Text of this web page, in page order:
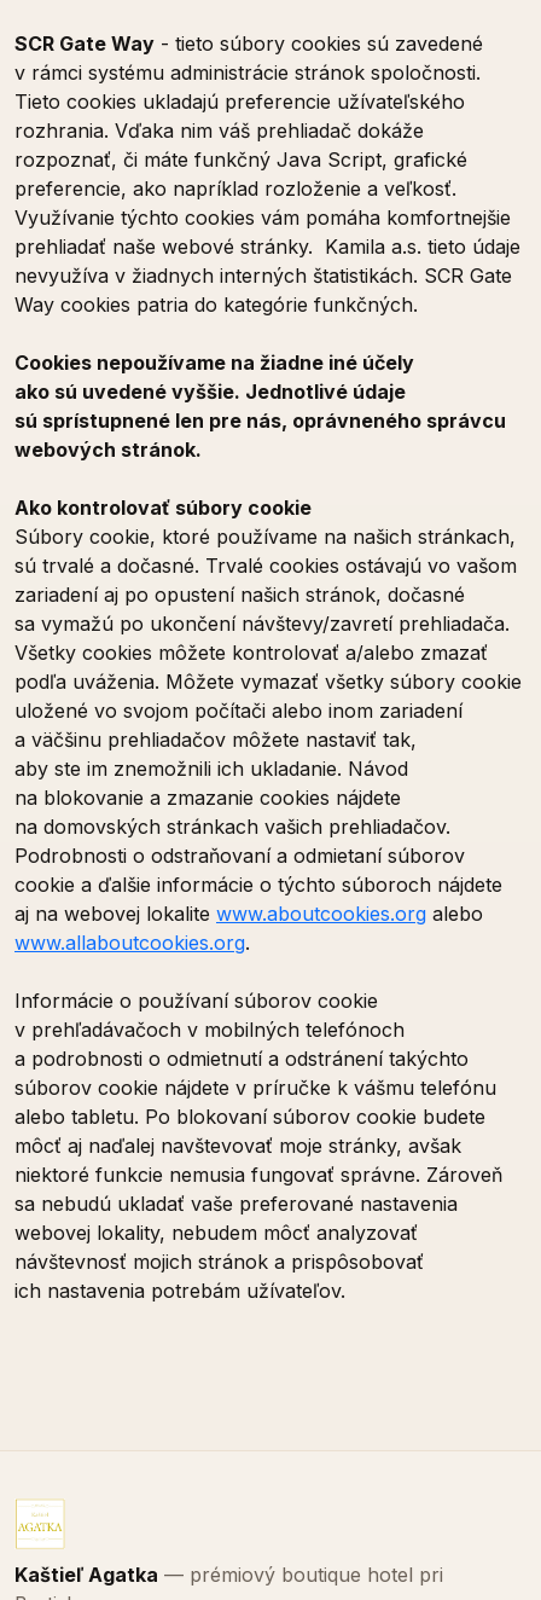
SCR Gate Way - tieto súbory cookies sú zavedené
v rámci systému administrácie stránok spoločnosti.
Tieto cookies ukladajú preferencie užívateľského
rozhrania. Vďaka nim váš prehliadač dokáže
rozpoznať, či máte funkčný Java Script, grafické
preferencie, ako napríklad rozloženie a veľkosť.
Využívanie týchto cookies vám pomáha komfortnejšie
prehliadať naše webové stránky. Kamila a.s. tieto údaje
nevyužíva v žiadnych interných štatistikách. SCR Gate
Way cookies patria do kategórie funkčných.
Cookies nepoužívame na žiadne iné účely
ako sú uvedené vyššie. Jednotlivé údaje
sú sprístupnené len pre nás, oprávneného správcu
webových stránok.
Ako kontrolovať súbory cookie
Súbory cookie, ktoré používame na našich stránkach,
sú trvalé a dočasné. Trvalé cookies ostávajú vo vašom
zariadení aj po opustení našich stránok, dočasné
sa vymažú po ukončení návštevy/zavretí prehliadača.
Všetky cookies môžete kontrolovať a/alebo zmazať
podľa uváženia. Môžete vymazať všetky súbory cookie
uložené vo svojom počítači alebo inom zariadení
a väčšinu prehliadačov môžete nastaviť tak,
aby ste im znemožnili ich ukladanie. Návod
na blokovanie a zmazanie cookies nájdete
na domovských stránkach vašich prehliadačov.
Podrobnosti o odstraňovaní a odmietaní súborov
cookie a ďalšie informácie o týchto súboroch nájdete
aj na webovej lokalite www.aboutcookies.org alebo
www.allaboutcookies.org.
Informácie o používaní súborov cookie
v prehľadávačoch v mobilných telefónoch
a podrobnosti o odmietnutí a odstránení takýchto
súborov cookie nájdete v príručke k vášmu telefónu
alebo tabletu. Po blokovaní súborov cookie budete
môcť aj naďalej navštevovať moje stránky, avšak
niektoré funkcie nemusia fungovať správne. Zároveň
sa nebudú ukladať vaše preferované nastavenia
webovej lokality, nebudem môcť analyzovať
návštevnosť mojich stránok a prispôsobovať
ich nastavenia potrebám užívateľov.
Kaštieľ Agatka — prémiový boutique hotel pri